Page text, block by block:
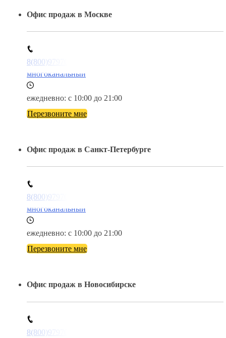
Офис продаж в Москве
8(800)9797043
многоканальный
ежедневно: с 10:00 до 21:00
Перезвоните мне
Офис продаж в Санкт-Петербурге
8(800)9797043
многоканальный
ежедневно: с 10:00 до 21:00
Перезвоните мне
Офис продаж в Новосибирске
8(800)9797043